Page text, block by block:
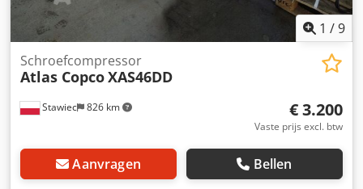
1 /9
Stawiec 826 km
Schroefcompressor
Atlas CopcoXAS46DD
€ 3.200
Vaste prijs excl. btw
Aanvragen Bellen